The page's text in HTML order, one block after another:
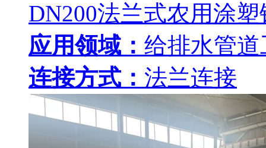
DN200法兰式农用涂塑
应用领域： 给排水管道
连接方式： 法兰连接